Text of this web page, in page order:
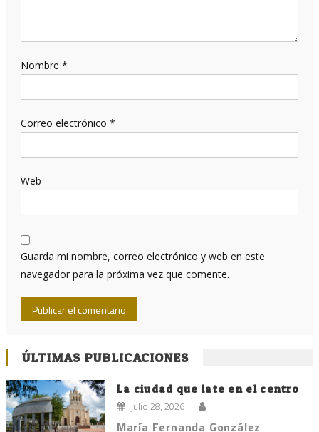
Nombre *
Correo electrónico *
Web
Guarda mi nombre, correo electrónico y web en este
navegador para la próxima vez que comente.
ÚLTIMAS PUBLICACIONES
La ciudad que late en el centro
julio 28, 2026
María Fernanda González